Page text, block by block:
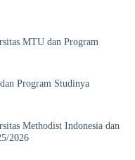
MTU dan Program
Program Studinya
Methodist Indonesia dan
2026